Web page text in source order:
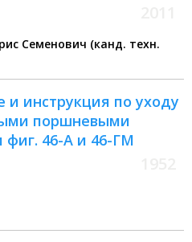
Семенович (канд. техн.
и инструкция по уходу
поршневыми
фиг. 46-А и 46-ГМ